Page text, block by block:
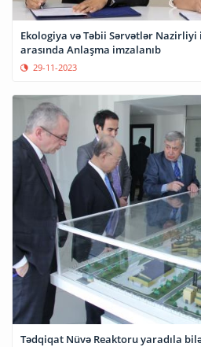
Ekologiya və Təbii Sərvətlər Nazirliyi
arasında Anlaşma imzalanıb
29-11-2023
Tədqiqat Nüvə Reaktoru yaradıla